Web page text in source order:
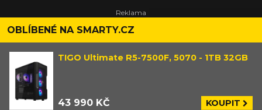
OBLÍBENÉ NA SMARTY.CZ
TIGO Ultimate R5-7500F, 5070 - 1TB 32GB
43 990 KČ KOUPIT